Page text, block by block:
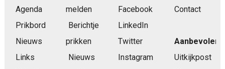
Agenda
Prikbord
Nieuws
Links
melden
Berichtje
prikken
Nieuws
Facebook
LinkedIn
Twitter
Instagram
Contact
Aanbevolen
Uitkijkpost